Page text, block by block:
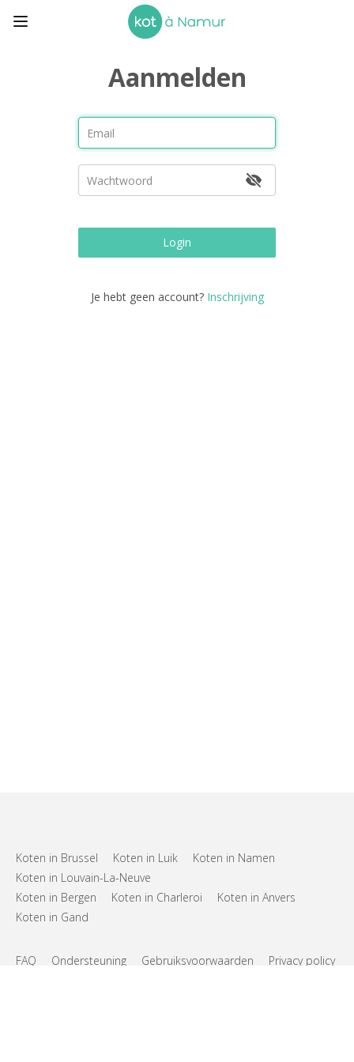
Aanmelden
Login
Je hebt geen account? Inschrijving
Koten in Brussel Koten in Luik
Koten in Namen
Koten in Louvain-La-Neuve
Koten in Bergen
Koten in Charleroi
Koten in Anvers
Koten in Gand
FAQ Ondersteuning Gebruiksvoorwaarden Privacy policy